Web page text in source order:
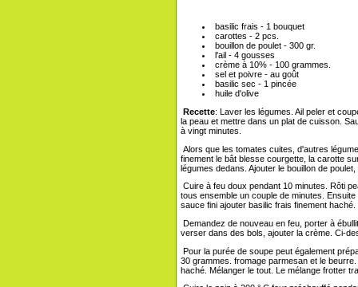
basilic frais - 1 bouquet
carottes - 2 pcs.
bouillon de poulet - 300 gr.
l'ail - 4 gousses
crème à 10% - 100 grammes.
sel et poivre - au goût
basilic sec - 1 pincée
huile d'olive
Recette: Laver les légumes. Ail peler et
la peau et mettre dans un plat de cuisson.
à vingt minutes.
Alors que les tomates cuites, d'autres
finement le bât blesse courgette, la carotte
légumes dedans. Ajouter le bouillon de
Cuire à feu doux pendant 10 minutes. Rôti
tous ensemble un couple de minutes.
sauce fini ajouter basilic frais finement haché.
Demandez de nouveau en feu, porter à
verser dans des bols, ajouter la crème. Ci-
Pour la purée de soupe peut également
30 grammes. fromage parmesan et le
haché. Mélanger le tout. Le mélange frotter